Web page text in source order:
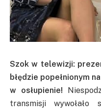
Szok w telewizji:
błędzie popełnionym
w osłupienie!
transmisji wywołało